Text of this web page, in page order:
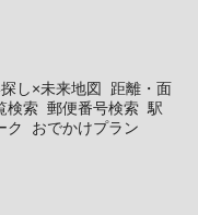
し×未来地図
距離・面
検索 郵便番号検索 駅
ク おでかけプラン